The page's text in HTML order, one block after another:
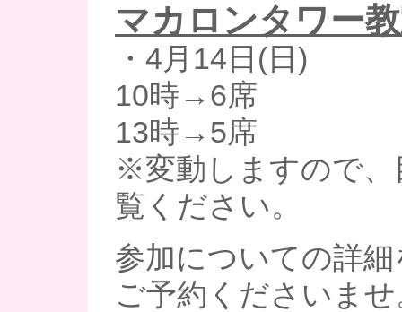
マカロンタワー
・4月14日(日)
10時→6席
13時→5席
※変動しますので、
覧ください。
参加についての詳
ご予約くださいませ